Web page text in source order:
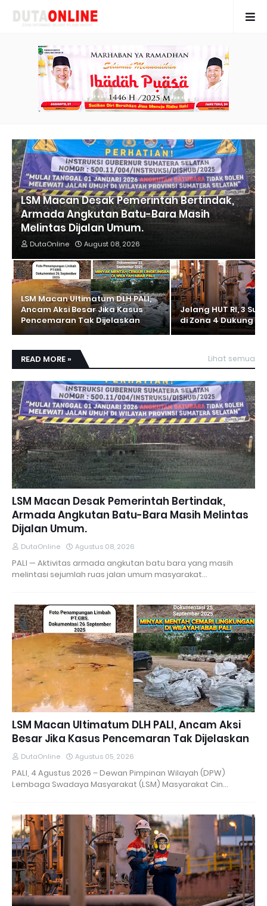
LSM Macan Desak Pemerintah Bertindak,
Armada Angkutan Batu-Bara Masih
Melintas Dijalan Umum.
DutaOnline August 08, 2026
LSM Macan Ultimatum DLH PALI,
Ancam Aksi Besar Jika Kasus
Pencemaran Tak Dijelaskan
Jelang HUT RI, 3
di Zona 4 Dukung
READ MORE » Lihat semua
LSM Macan Desak Pemerintah Bertindak,
Armada Angkutan Batu-Bara Masih Melintas
Dijalan Umum.
DutaOnline Agustus 08, 2026
PALI — Aktivitas armada angkutan batu bara yang masih
melintasi sejumlah ruas jalan umum masyarakat…
LSM Macan Ultimatum DLH PALI, Ancam Aksi
Besar Jika Kasus Pencemaran Tak Dijelaskan
DutaOnline Agustus 05, 2026
PALI, 4 Agustus 2026 – Dewan Pimpinan Wilayah (DPW)
Lembaga Swadaya Masyarakat (LSM) Masyarakat Cin…